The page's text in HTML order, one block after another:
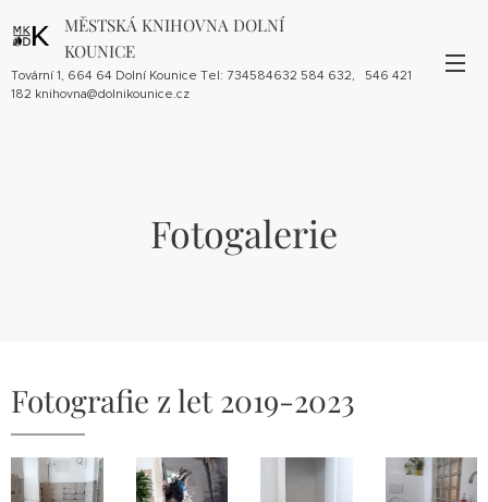
MĚSTSKÁ KNIHOVNA DOLNÍ
KOUNICE
Tovární 1, 664 64 Dolní Kounice Tel: 734584632 584 632, 546 421
182 knihovna@dolnikounice.cz
Fotogalerie
Fotografie z let 2019-2023